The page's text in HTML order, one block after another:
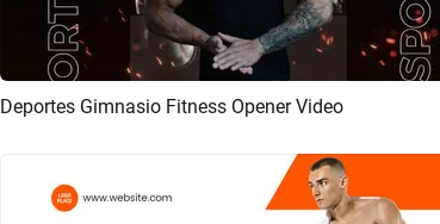
Previsualizar Crear IA
Deportes Gimnasio Fitness Opener Video